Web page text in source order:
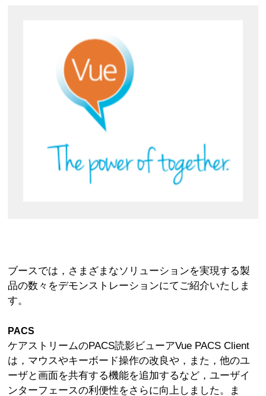
ブースでは，さまざまなソリューションを実現する製
品の数々をデモンストレーションにてご紹介いたしま
す。
PACS
ケアストリームのPACS読影ビューアVue PACS Client
は，マウスやキーボード操作の改良や，また，他のユ
ーザと画面を共有する機能を追加するなど，ユーザイ
ンターフェースの利便性をさらに向上しました。ま